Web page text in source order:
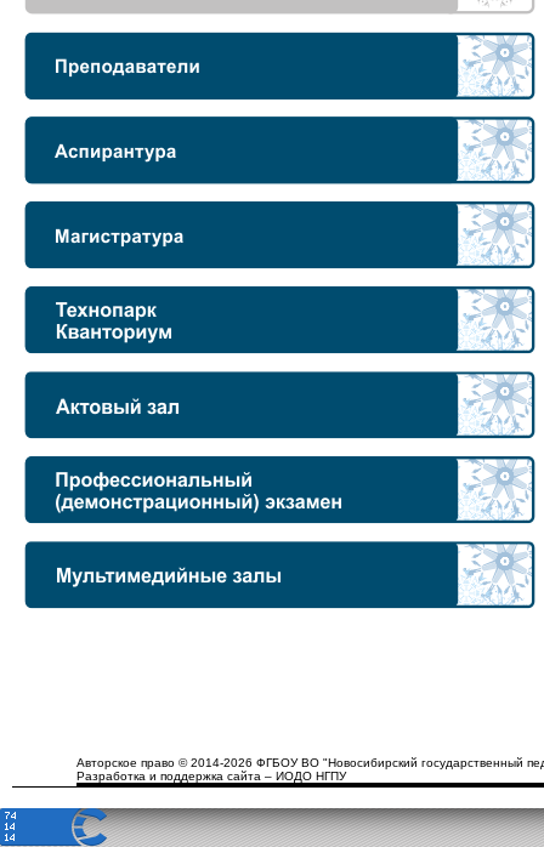
Авторское право © 2014-2026 ФГБОУ ВО "Новосибирский государственный
Разработка и поддержка сайта – ИОДО НГПУ